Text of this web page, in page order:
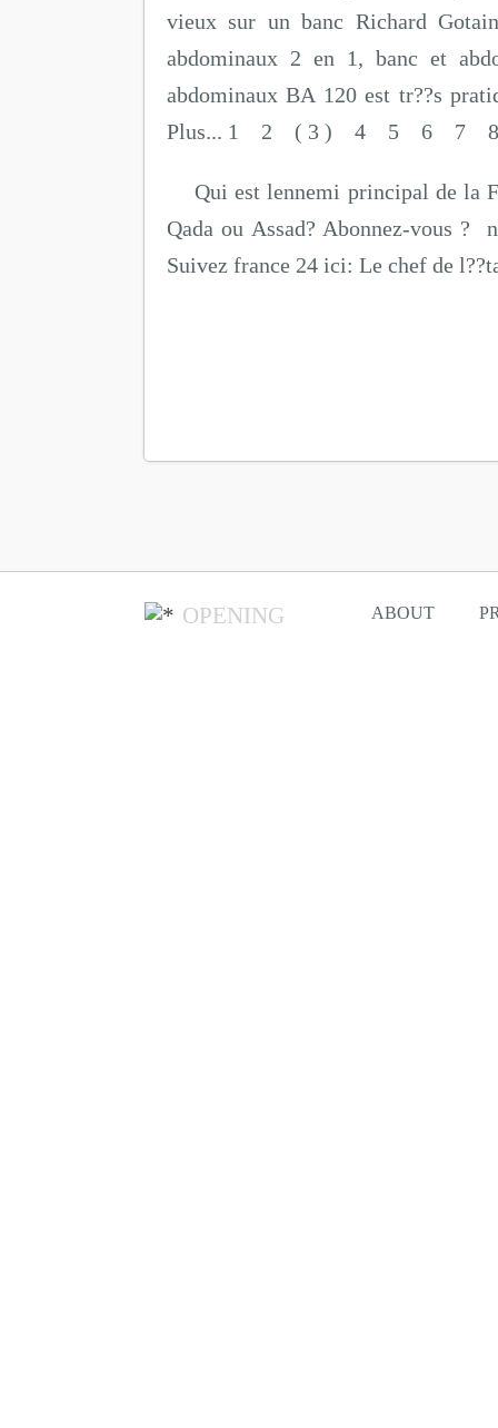
vieux sur un banc Richard
abdominaux 2 en 1, banc et
abdominaux BA 120 est tr??s
Plus... 1 2 ( 3 ) 4 5 6 7
Qui est lennemi principal de la
Qada ou Assad? Abonnez-vous ?
Suivez france 24 ici: Le chef de
OPENING ABOUT